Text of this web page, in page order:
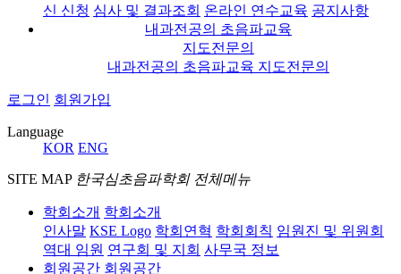
신 신청 심사 및 결과조회 온라인 연수교육 공지사항
내과전공의 초음파교육
지도전문의
내과전공의 초음파교육 지도전문의
로그인 회원가입
Language
KOR ENG
SITE MAP 한국심초음파학회 전체메뉴
학회소개 학회소개
인사말 KSE Logo 학회연혁 학회회칙 임원진 및 위원회
역대 임원 연구회 및 지회 사무국 정보
회원공간 회원공간